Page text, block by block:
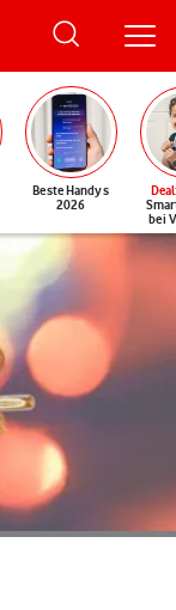
Beste Handys
2026
Deal
bei